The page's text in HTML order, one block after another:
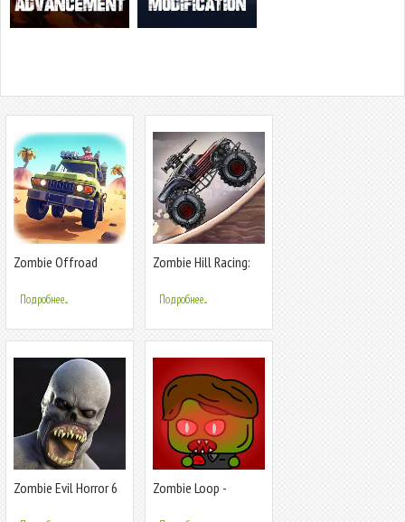
Zombie Offroad
Подробнее...
Zombie Hill Racing:
Подробнее...
Zombie Evil Horror 6
Zombie Loop -